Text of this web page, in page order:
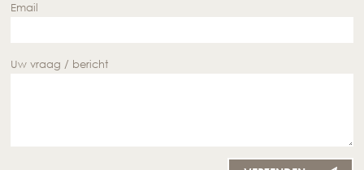
Email
Uw vraag / bericht